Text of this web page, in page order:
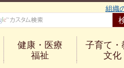
組織
健康・医療
福祉
子育て・
文化